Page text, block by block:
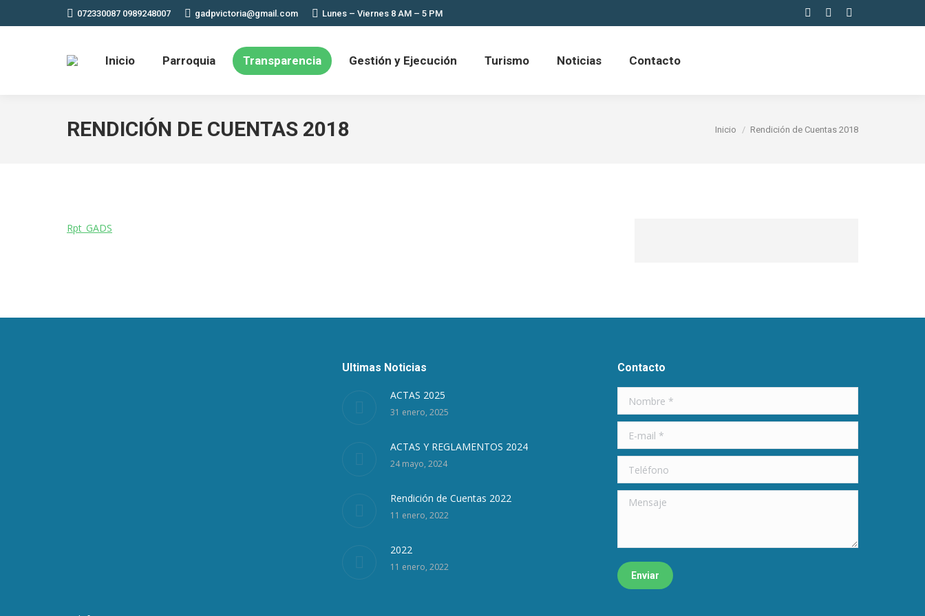
072330087 0989248007 gadpvictoria@gmail.com Lunes – Viernes 8 AM – 5 PM Facebook
Instagram
Tumblr
Inicio Parroquia Transparencia Gestión y Ejecución Turismo Noticias Contacto
RENDICIÓN DE CUENTAS 2018 Estás aquí:
Inicio Rendición de Cuentas 2018
Rpt_GADS
Ultimas Noticias
ACTAS 2025
31 enero, 2025
ACTAS Y REGLAMENTOS 2024
24 mayo, 2024
Rendición de Cuentas 2022
11 enero, 2022
2022
11 enero, 2022
Contacto
Nombre *
E-mail *
Teléfono
Mensaje
Enviar